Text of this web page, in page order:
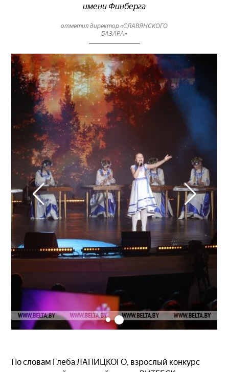
имени Финберга
отметил директор «СЛАВЯНСКОГО
БАЗАРА»
По словам Глеба ЛАПИЦКОГО, взрослый конкурс